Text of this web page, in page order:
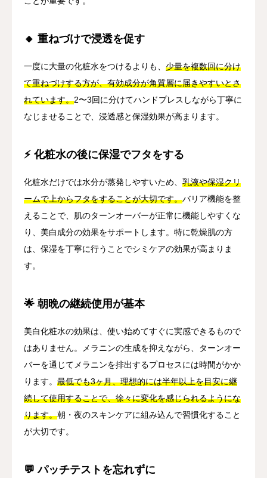
🔸 重ねづけで浸透を促す
一度に大量の化粧水をつけるよりも、 少量を複数回に分け
て重ねづけする方が、有効成分が角質層に届きやすいとさ
れています。2〜3回に分けてハンドプレスしながら丁寧に
なじませることで、浸透感と保湿効果が高まります。
⚡ 化粧水の後に保湿でフタをする
化粧水だけでは水分が蒸発しやすいため、 乳液や保湿クリ
ームで上からフタをすることが大切です。バリア機能を整
えることで、肌のターンオーバーが正常に機能しやすくな
り、美白成分の効果をサポートします。特に乾燥肌の方
は、保湿を丁寧に行うことでシミケアの効果が高まりま
す。
🌟 朝晩の継続使用が基本
美白化粧水の効果は、使い始めてすぐに実感できるもので
はありません。メラニンの生成を抑えながら、ターンオー
バーを通じてメラニンを排出するプロセスには時間がかか
ります。 最低でも3ヶ月、理想的には半年以上を目安に継
続して使用することで、徐々に変化を感じられるようにな
ります。朝・夜のスキンケアに組み込んで習慣化すること
が大切です。
💬 パッチテストを忘れずに